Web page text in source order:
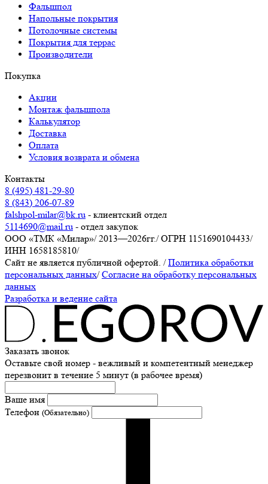
Фальшпол
Напольные покрытия
Потолочные системы
Покрытия для террас
Производители
Покупка
Акции
Монтаж фальшпола
Калькулятор
Доставка
Оплата
Условия возврата и обмена
Контакты
8 (495) 481-29-80
8 (843) 206-07-89
falshpol-milar@bk.ru - клиентский отдел
5114690@mail.ru - отдел закупок
ООО «ТМК «Милар»/ 2013—2026гг./ОГРН 1151690104433/
ИНН 1658185810/
Сайт не является публичной офертой. / Политика обработки
персональных данных/ Согласие на обработку персональных
данных
Разработка и ведение сайта
Заказать звонок
Оставьте свой номер - вежливый и компетентный менеджер
перезвонит в течение 5 минут (в рабочее время)
Ваше имя
Телефон (Обязательно)